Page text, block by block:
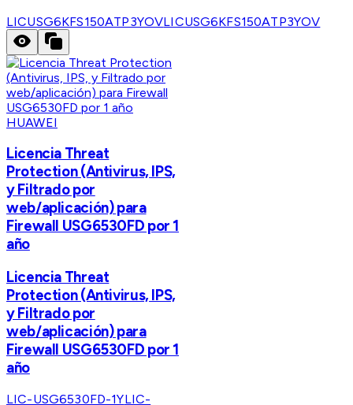
LICUSG6KFS150ATP3YOVLICUSG6KFS150ATP3YOV
HUAWEI
Licencia Threat
Protection (Antivirus, IPS,
y Filtrado por
web/aplicación) para
Firewall USG6530FD por 1
año
Licencia Threat
Protection (Antivirus, IPS,
y Filtrado por
web/aplicación) para
Firewall USG6530FD por 1
año
LIC-USG6530FD-1YLIC-